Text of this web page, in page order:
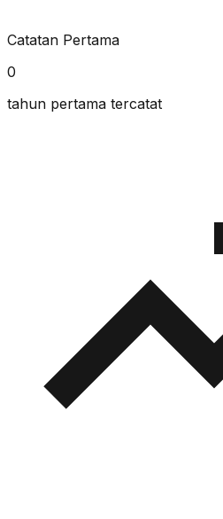
Catatan Pertama
0
tahun pertama tercatat